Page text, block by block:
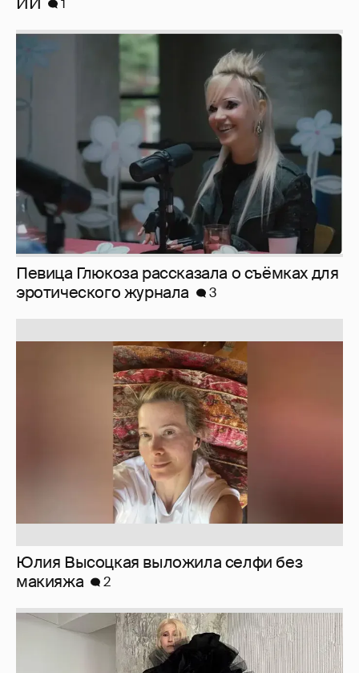
Певица Глюкоза рассказала о съёмках для
эротического журнала
3
Юлия Высоцкая выложила селфи без
Журналистка Сулим примерила новый